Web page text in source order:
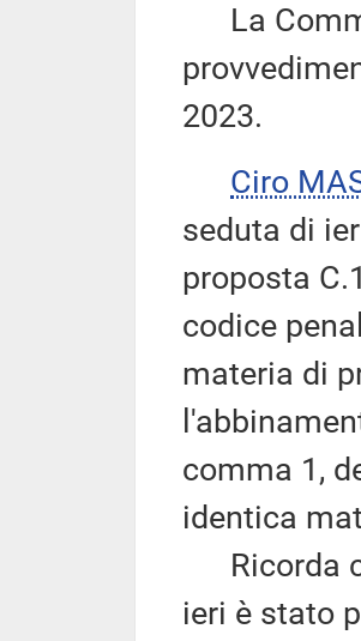
La
2023.
Ciro
seduta di
proposta
codice
materia di
comma 1,
identica
Ricorda
ieri è stato